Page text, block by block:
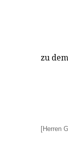
zu
[Herren